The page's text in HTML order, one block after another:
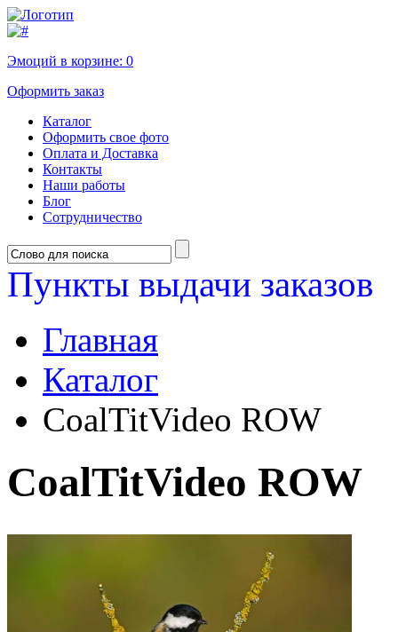
Эмоций в корзине: 0
Оформить заказ
Каталог
Оформить свое фото
Оплата и Доставка
Контакты
Наши работы
Блог
Сотрудничество
Пункты выдачи заказов
Главная
Каталог
CoalTitVideo ROW
CoalTitVideo ROW